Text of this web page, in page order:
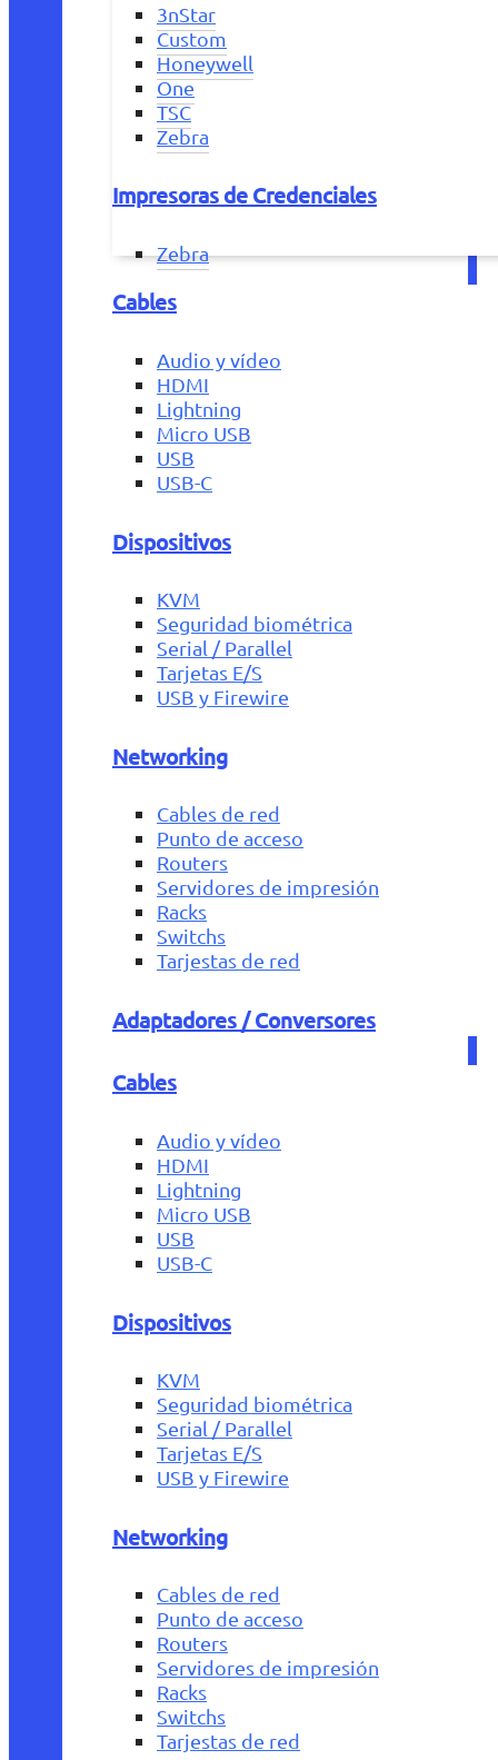
3nStar
Custom
Honeywell
One
TSC
Zebra
Impresoras de Credenciales
Zebra
Cables
Audio y vídeo
HDMI
Lightning
Micro USB
USB
USB-C
Dispositivos
KVM
Seguridad biométrica
Serial / Parallel
Tarjetas E/S
USB y Firewire
Networking
Cables de red
Punto de acceso
Routers
Servidores de impresión
Racks
Switchs
Tarjestas de red
Adaptadores / Conversores
Cables
Audio y vídeo
HDMI
Lightning
Micro USB
USB
USB-C
Dispositivos
KVM
Seguridad biométrica
Serial / Parallel
Tarjetas E/S
USB y Firewire
Networking
Cables de red
Punto de acceso
Routers
Servidores de impresión
Racks
Switchs
Tarjestas de red